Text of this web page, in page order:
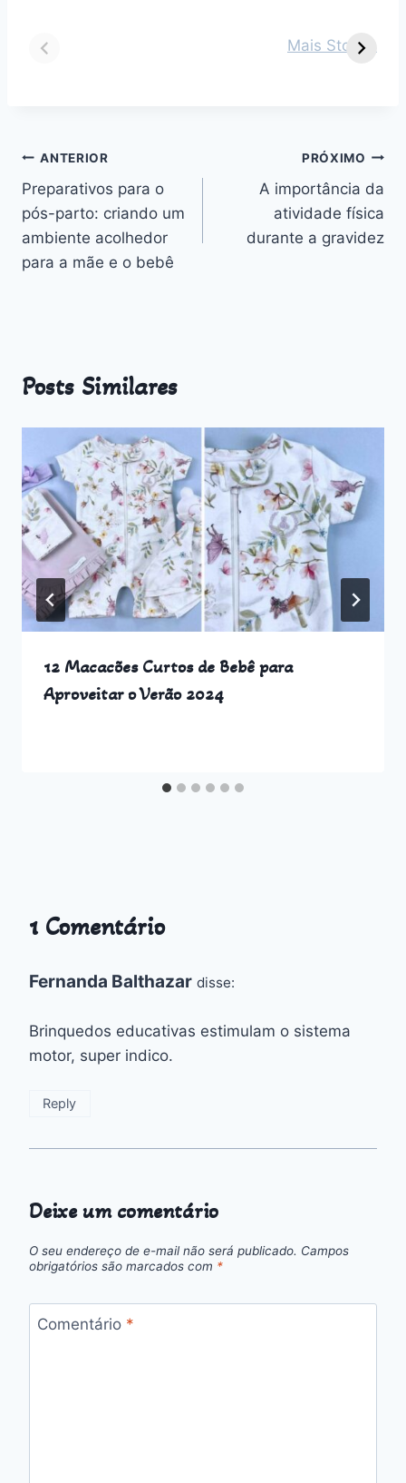
Mais Stories
seu bebê de 2
sobre Parto
Navegação
de
Post
ANTERIOR
Preparativos para o
pós-parto: criando um
ambiente acolhedor
para a mãe e o bebê
PRÓXIMO
A importância da
atividade física
durante a gravidez
Posts Similares
12 Macacões Curtos de Bebê para
Aproveitar o Verão 2024
1 Comentário
Fernanda Balthazar disse:
Brinquedos educativas estimulam o sistema
motor, super indico.
Reply
Deixe um comentário
O seu endereço de e-mail não será publicado. Campos
obrigatórios são marcados com *
Comentário *